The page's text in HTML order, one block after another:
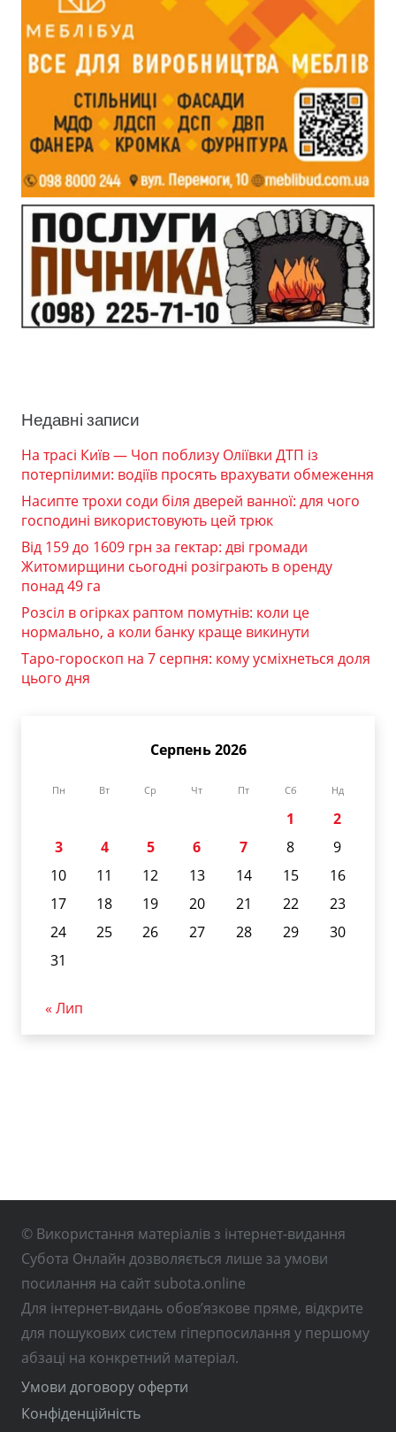
Недавні записи
На трасі Київ — Чоп поблизу Оліївки ДТП із
потерпілими: водіїв просять врахувати обмеження
Насипте трохи соди біля дверей ванної: для чого
господині використовують цей трюк
Від 159 до 1609 грн за гектар: дві громади
Житомирщини сьогодні розіграють в оренду
понад 49 га
Розсіл в огірках раптом помутнів: коли це
нормально, а коли банку краще викинути
Таро-гороскоп на 7 серпня: кому усміхнеться доля
цього дня
Серпень 2026
Пн Вт Ср Чт Пт Сб Нд
1
2
3
4 5 6 7 8
9
10
11 12 13 14 15
16
17
18 19 20 21 22
23
24
25 26 27 28 29
30
31
« Лип
© Використання матеріалів з інтернет-видання
Субота Онлайн дозволяється лише за умови
посилання на сайт subota.online
Для інтернет-видань обов’язкове пряме, відкрите
для пошукових систем гіперпосилання у першому
абзаці на конкретний матеріал.
Умови договору оферти
Конфіденційність